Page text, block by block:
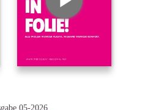
05-2026